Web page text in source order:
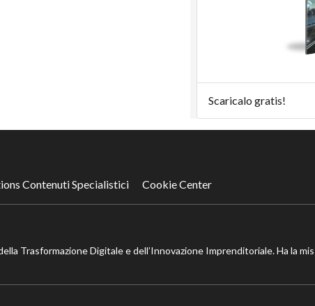
Scaricalo gratis!
Contenuti Specialistici Cookie Center
Trasformazione Digitale e dell’Innovazione Imprenditoriale. Ha la